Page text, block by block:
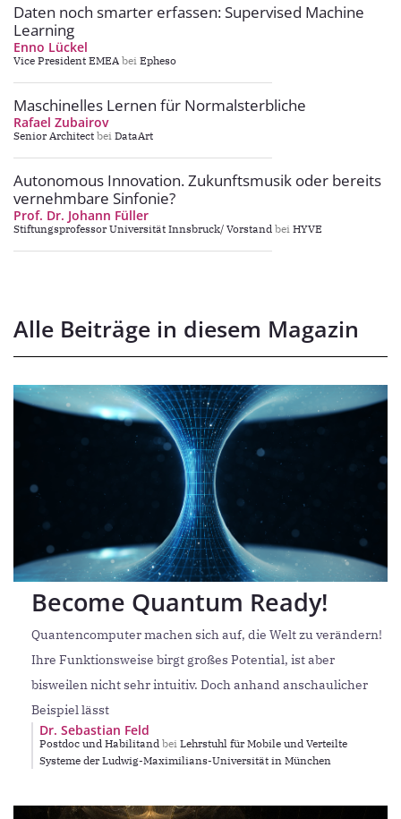
Daten noch smarter erfassen: Supervised Machine
Learning
Enno Lückel
Vice President EMEA bei Epheso
Maschinelles Lernen für Normalsterbliche
Rafael Zubairov
Senior Architect bei DataArt
Autonomous Innovation. Zukunftsmusik oder bereits
vernehmbare Sinfonie?
Prof. Dr. Johann Füller
Stiftungsprofessor Universität Innsbruck/ Vorstand bei HYVE
Alle Beiträge in diesem Magazin
Become Quantum Ready!
Quantencomputer machen sich auf, die Welt zu verändern!
Ihre Funktionsweise birgt großes Potential, ist aber
bisweilen nicht sehr intuitiv. Doch anhand anschaulicher
Beispiel lässt
Dr. Sebastian Feld
Postdoc und Habilitand bei Lehrstuhl für Mobile und Verteilte
Systeme der Ludwig-Maximilians-Universität in München
SeiteSeite